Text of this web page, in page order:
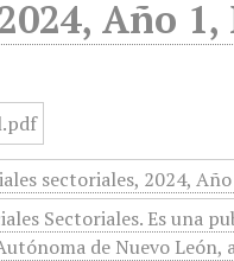
Año 1,
sectoriales, 2024,
Sectoriales. Es una
de Nuevo León,